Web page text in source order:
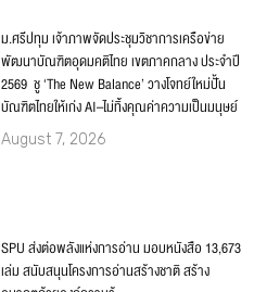
ม.ศรีปทุม เจ้าภาพจัดประชุมวิชาการเครือข่าย
พัฒนาบัณฑิตอุดมคติไทย เขตภาคกลาง ประจำปี
2569 ชู ‘The New Balance’ วางโจทย์ใหม่ปั้น
บัณฑิตไทยให้เก่ง AI–ไม่ทิ้งคุณค่าความเป็นมนุษย์
August 7, 2026
SPU ส่งต่อพลังแห่งการอ่าน มอบหนังสือ 13,673
เล่ม สนับสนุนโครงการอ่านสร้างชาติ สร้าง